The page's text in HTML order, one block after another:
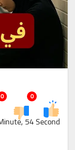
0
0
54 Second